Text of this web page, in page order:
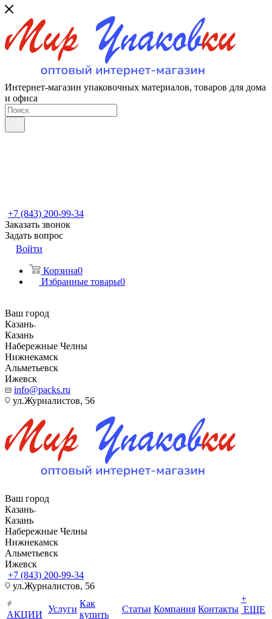
Интернет-магазин упаковочных материалов, товаров для дома
и офиса
+7 (843) 200-99-34
Заказать звонок
Задать вопрос
Войти
Корзина0
Избранные товары0
Ваш город
Казань
Казань
Набережные Челны
Нижнекамск
Альметьевск
Ижевск
info@packs.ru
ул.Журналистов, 56
Ваш город
Казань
Казань
Набережные Челны
Нижнекамск
Альметьевск
Ижевск
+7 (843) 200-99-34
ул.Журналистов, 56
АКЦИИ
Услуги
Как
купить
Статьи Компания Контакты
+
ЕЩЕ